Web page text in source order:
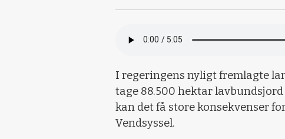
I regeringens nyligt fremlagte
tage 88.500 hektar
kan det få store konsekvenser
Vendsyssel.